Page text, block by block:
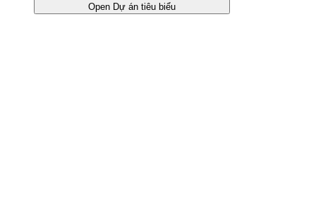
Open Dự án tiêu biểu